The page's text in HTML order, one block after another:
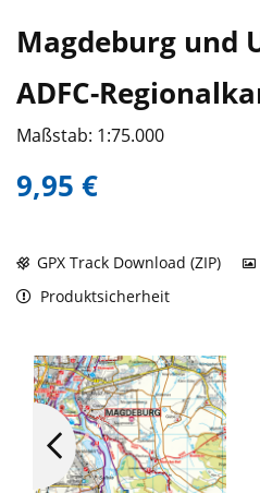
Magdeburg und
ADFC-
Maßstab: 1:75.000
9,95 €
GPX Track Download (ZIP)
Produktsicherheit